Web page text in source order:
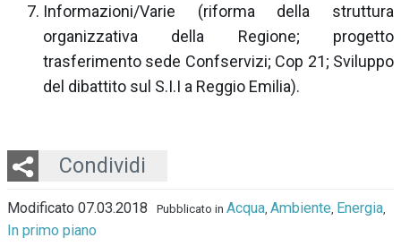
Informazioni/Varie (riforma della struttura
organizzativa della Regione; progetto
trasferimento sede Confservizi; Cop 21; Sviluppo
del dibattito sul S.I.I a Reggio Emilia).
Condividi
Twitter
LinkedIn
Email
Whatsapp
Modificato 07.03.2018 Pubblicato in Acqua, Ambiente, Energia,
In primo piano